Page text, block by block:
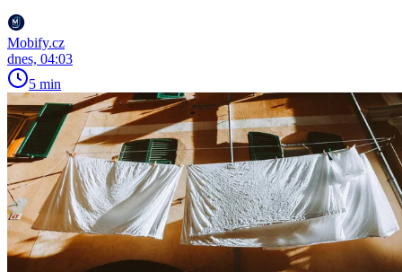
Mobify.cz
dnes, 04:03
5 min